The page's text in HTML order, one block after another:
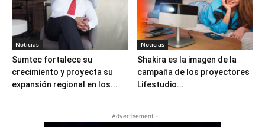
Noticias
Sumtec fortalece su
crecimiento y proyecta su
expansión regional en los...
Noticias
Shakira es la imagen de la
campaña de los proyectores
Lifestudio...
- Advertisement -